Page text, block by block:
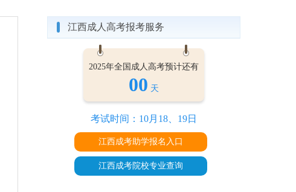
江西成人高考报考服务
2025年全国成人高考预计还有
00 天
考试时间：10月18、19日
江西成考助学报名入口
江西成考院校专业查询